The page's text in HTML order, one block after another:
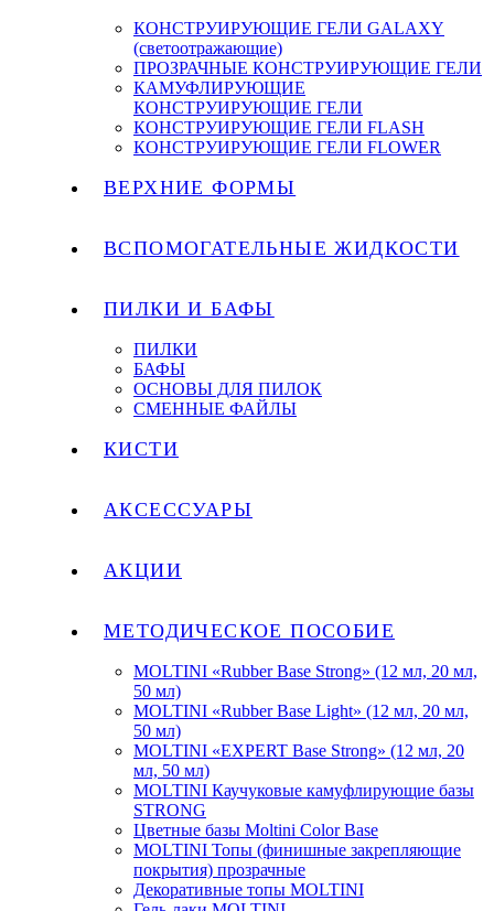
КОНСТРУИРУЮЩИЕ ГЕЛИ GALAXY
(светоотражающие)
ПРОЗРАЧНЫЕ КОНСТРУИРУЮЩИЕ ГЕЛИ
КАМУФЛИРУЮЩИЕ
КОНСТРУИРУЮЩИЕ ГЕЛИ
КОНСТРУИРУЮЩИЕ ГЕЛИ FLASH
КОНСТРУИРУЮЩИЕ ГЕЛИ FLOWER
ВЕРХНИЕ ФОРМЫ
ВСПОМОГАТЕЛЬНЫЕ ЖИДКОСТИ
ПИЛКИ И БАФЫ
ПИЛКИ
БАФЫ
ОСНОВЫ ДЛЯ ПИЛОК
СМЕННЫЕ ФАЙЛЫ
КИСТИ
АКСЕССУАРЫ
АКЦИИ
МЕТОДИЧЕСКОЕ ПОСОБИЕ
MOLTINI «Rubber Base Strong» (12 мл, 20 мл,
50 мл)
MOLTINI «Rubber Base Light» (12 мл, 20 мл,
50 мл)
MOLTINI «EXPERT Base Strong» (12 мл, 20
мл, 50 мл)
MOLTINI Каучуковые камуфлирующие базы
STRONG
Цветные базы Moltini Color Base
MOLTINI Топы (финишные закрепляющие
покрытия) прозрачные
Декоративные топы MOLTINI